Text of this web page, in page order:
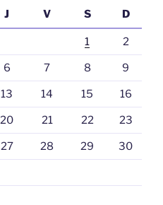
J V S D
1 2
6 7 8 9
13 14 15 16
20 21 22 23
27 28 29 30